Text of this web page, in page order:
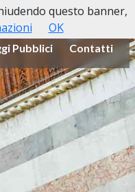
Pubblici Contatti
questo banner,
OK